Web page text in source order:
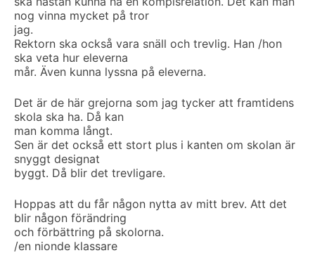
nog vinna mycket på tror
jag.
Rektorn ska också vara snäll och trevlig. Han /hon
ska veta hur eleverna
mår. Även kunna lyssna på eleverna.
Det är de här grejorna som jag tycker att framtidens
skola ska ha. Då kan
man komma långt.
Sen är det också ett stort plus i kanten om skolan är
snyggt designat
byggt. Då blir det trevligare.
Hoppas att du får någon nytta av mitt brev. Att det
blir någon förändring
och förbättring på skolorna.
/en nionde klassare